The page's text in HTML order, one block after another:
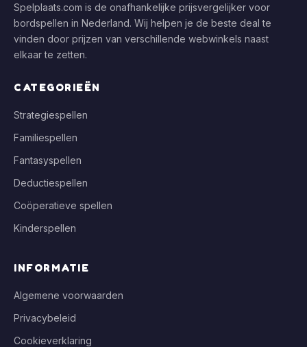
Spelplaats.com is de onafhankelijke prijsvergelijker voor
bordspellen in Nederland. Wij helpen je de beste deal te
vinden door prijzen van verschillende webwinkels naast
elkaar te zetten.
CATEGORIEËN
Strategiespellen
Familiespellen
Fantasyspellen
Deductiespellen
Coöperatieve spellen
Kinderspellen
INFORMATIE
Algemene voorwaarden
Privacybeleid
Cookieverklaring